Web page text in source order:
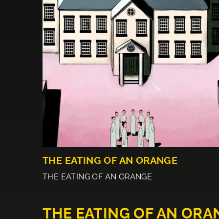
THE EATING OF AN ORANGE
THE EATING OF AN ORANGE
THE EATING OF AN